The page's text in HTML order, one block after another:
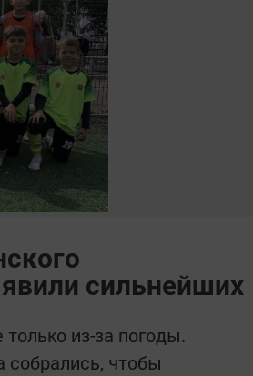
сильнейших
из-за погоды.
собрались, чтобы